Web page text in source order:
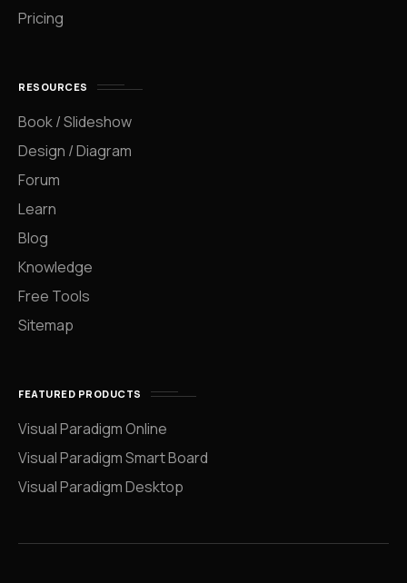
Pricing
RESOURCES
Book / Slideshow
Design / Diagram
Forum
Learn
Blog
Knowledge
Free Tools
Sitemap
FEATURED PRODUCTS
Visual Paradigm Online
Visual Paradigm Smart Board
Visual Paradigm Desktop